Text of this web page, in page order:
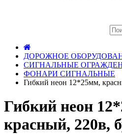
ДОРОЖНОЕ
СИГНАЛЬНЫЕ
ФОНАРИ СИГНАЛЬНЫЕ
Гибкий неон 12*25мм,
Гибкий неон
красный, 220в,